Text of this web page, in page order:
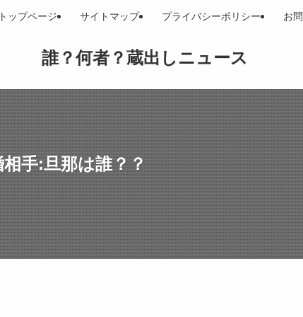
誰？何者？蔵出しニュース
トップページ サイトマップ プライバシーポリシー お
手:旦那は誰？？